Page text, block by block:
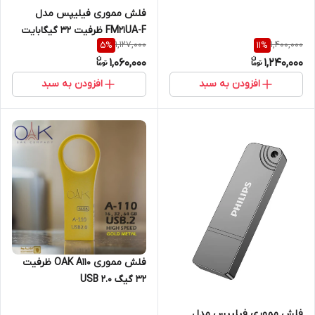
1,400,000
11%
1,240,000
افزودن به سبد
فلش مموری فیلیپس مدل
FM21UA-F ظرفیت 32 گیگابایت
1,127,000
5%
1,060,000
افزودن به سبد
فلش مموری OAK A110 ظرفیت
32 گیگ USB 2.0